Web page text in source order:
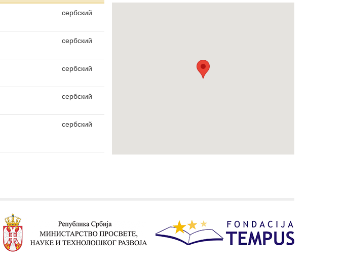
сербский
сербский
сербский
сербский
сербский